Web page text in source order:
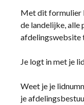
Met dit formulier
de landelijke, alle
afdelingswebsite
Je logt in met je
Weet je je
je